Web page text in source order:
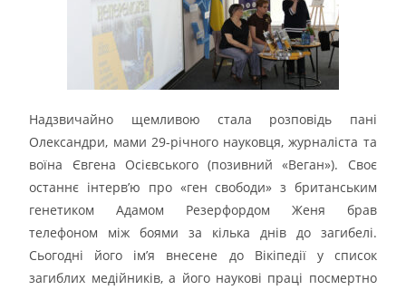
Надзвичайно щемливою стала розповідь пані
Олександри, мами 29-річного науковця, журналіста та
воїна Євгена Осієвського (позивний «Веган»). Своє
останнє інтерв’ю про «ген свободи» з британським
генетиком Адамом Резерфордом Женя брав
телефоном між боями за кілька днів до загибелі.
Сьогодні його ім’я внесене до Вікіпедії у список
загиблих медійників, а його наукові праці посмертно